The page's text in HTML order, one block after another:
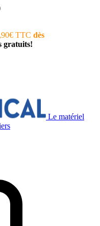
TTC dès
gratuits!
Le matériel